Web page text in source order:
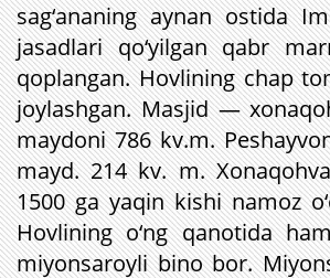
sag‘ananing aynan ostida
jasadlari qo‘yilgan qabr
qoplangan. Hovlining chap
joylashgan. Masjid —
maydoni 786 kv.m.
mayd. 214 kv. m.
1500 ga yaqin kishi namoz
Hovlining o‘ng qanotida
miyonsaroyli bino bor.